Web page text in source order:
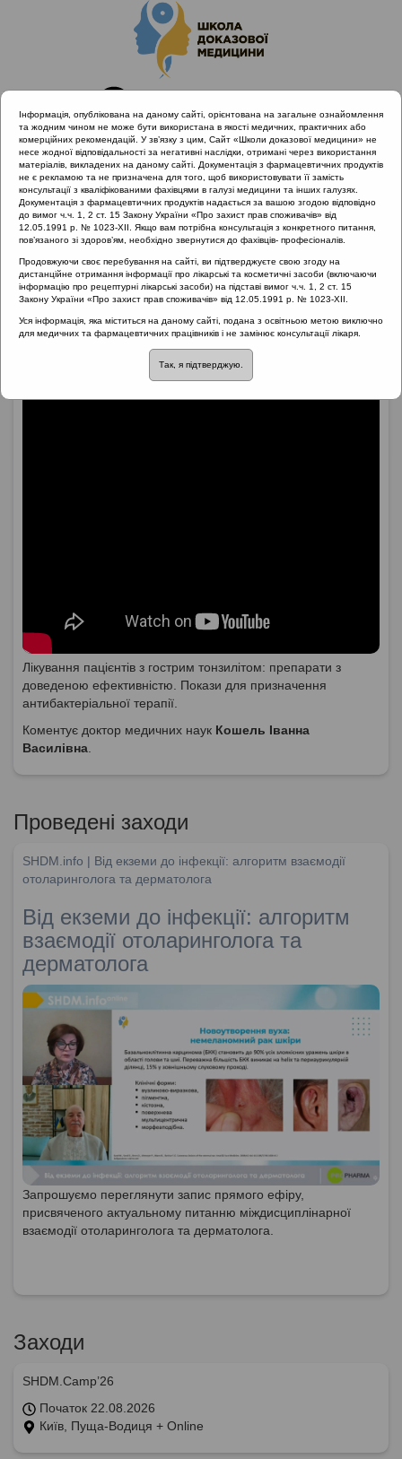
Головна
Матеріали за МКХ-11
12 Хвороби органів дихання
Ведення пацієнтів з гострим тонзилітом
Ведення пацієнтів з
гострим тонзилітом
Лікування пацієнтів з гострим тонзилітом: препарати з
доведеною ефективністю. Покази для призначення
антибактеріальної терапії.
Коментує доктор медичних наук Кошель Іванна
Василівна
Проведені заходи
SHDM.info | Від екземи до інфекції: алгоритм взаємодії
отоларинголога та дерматолога
Від екземи до інфекції: алгоритм
взаємодії отоларинголога та
дерматолога
Запрошуємо переглянути запис прямого ефіру,
присвяченого актуальному питанню міждисциплінарної
взаємодії отоларинголога та дерматолога.
Заходи
SHDM.Camp’26
Початок 22.08.2026
Київ, Пуща-Водиця + Online
Інформація, опублікована на даному сайті, орієнтована на загальне ознайомлення
та жодним чином не може бути використана в якості медичних, практичних або
комерційних рекомендацій. У зв’язку з цим, Сайт «Школи доказової медицини» не
несе жодної відповідальності за негативні наслідки, отримані через використання
матеріалів, викладених на даному сайті. Документація з фармацевтичних продуктів
не є рекламою та не призначена для того, щоб використовувати її замість
консультації з кваліфікованими фахівцями в галузі медицини та інших галузях.
Документація з фармацевтичних продуктів надається за вашою згодою відповідно
до вимог ч.ч. 1, 2 ст. 15 Закону України «Про захист прав споживачів» від
12.05.1991 р. № 1023-XII. Якщо вам потрібна консультація з конкретного питання,
пов’язаного зі здоров’ям, необхідно звернутися до фахівців- професіоналів.
Продовжуючи своє перебування на сайті, ви підтверджуєте свою згоду на
дистанційне отримання інформації про лікарські та косметичні засоби (включаючи
інформацію про рецептурні лікарські засоби) на підставі вимог ч.ч. 1, 2 ст. 15
Закону України «Про захист прав споживачів» від 12.05.1991 р. № 1023-XII.
Уся інформація, яка міститься на даному сайті, подана з освітньою метою виключно
для медичних та фармацевтичних працівників і не замінює консультації лікаря.
Так, я підтверджую.